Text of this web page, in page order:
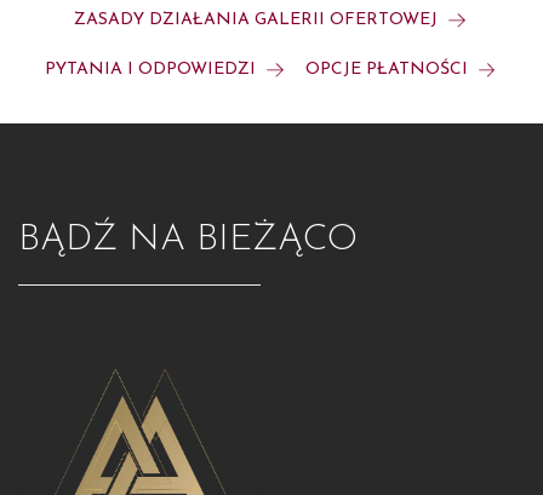
ZASADY DZIAŁANIA GALERII OFERTOWEJ
PYTANIA I ODPOWIEDZI OPCJE PŁATNOŚCI
BĄDŹ NA BIEŻĄCO